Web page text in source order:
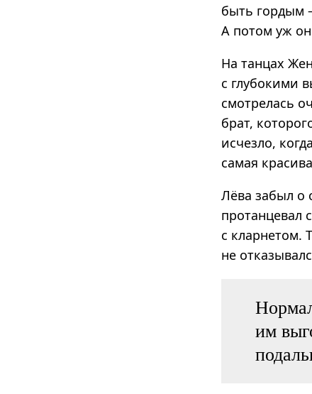
быть гордым
А потом уж он
На танцах
с глубокими
смотрелась
брат,
исчезло,
самая
Лёва забыл о
протанцевал
с кларнетом.
не
им